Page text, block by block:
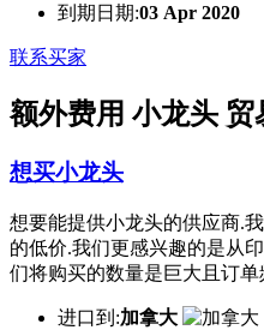
到期日期:03 Apr 2020
联系买家
额外费用 小龙头 贸
想买小龙头
想要能提供小龙头的供应商.
的低价.我们更感兴趣的是从
们将购买的数量是巨大且订
进口到:加拿大